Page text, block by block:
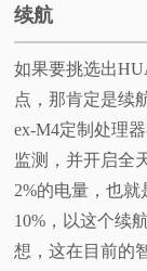
续航
如果要挑选出
点，那肯定是续
ex-M4定制处理
监测，并开启全
2%的电量，也
10%，以这个续
想，这在目前的